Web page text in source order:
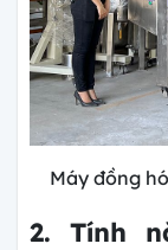
Máy đồng
2. Tính